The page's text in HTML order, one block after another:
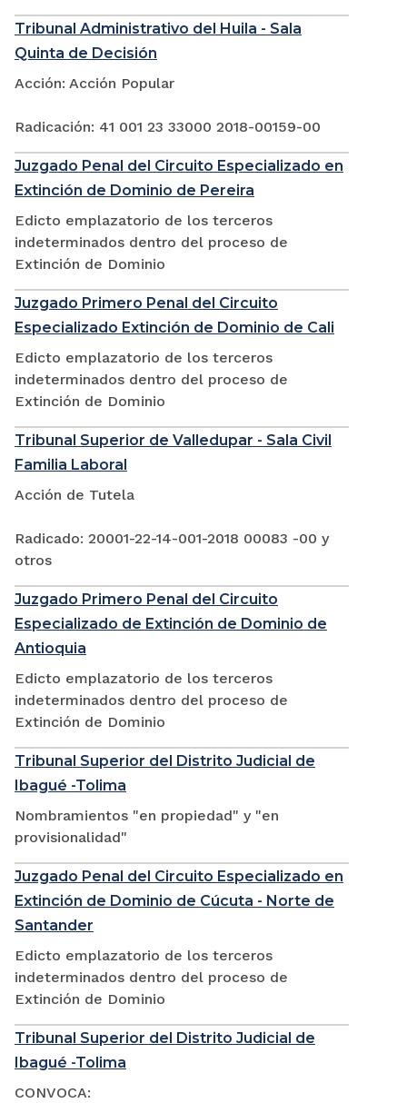
Tribunal Administrativo del Huila - Sala
Quinta de Decisión
Acción: Acción Popular
Radicación: 41 001 23 33000 2018-00159-00
Juzgado Penal del Circuito Especializado en
Extinción de Dominio de Pereira
Edicto emplazatorio de los terceros
indeterminados dentro del proceso de
Extinción de Dominio
Juzgado Primero Penal del Circuito
Especializado Extinción de Dominio de Cali
Edicto emplazatorio de los terceros
indeterminados dentro del proceso de
Extinción de Dominio
Tribunal Superior de Valledupar - Sala Civil
Familia Laboral
Acción de Tutela
Radicado: 20001-22-14-001-2018 00083 -00 y
otros
Juzgado Primero Penal del Circuito
Especializado de Extinción de Dominio de
Antioquia
Edicto emplazatorio de los terceros
indeterminados dentro del proceso de
Extinción de Dominio
Tribunal Superior del Distrito Judicial de
Ibagué -Tolima
Nombramientos "en propiedad" y "en
provisionalidad"
Juzgado Penal del Circuito Especializado en
Extinción de Dominio de Cúcuta - Norte de
Santander
Edicto emplazatorio de los terceros
indeterminados dentro del proceso de
Extinción de Dominio
Tribunal Superior del Distrito Judicial de
Ibagué -Tolima
CONVOCA: